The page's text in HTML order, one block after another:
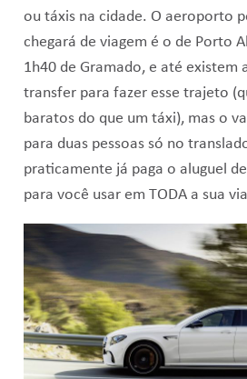
ou táxis na cidade. O aeroporto
chegará de viagem é o de Porto
1h40 de Gramado, e até existem
transfer para fazer esse trajeto
baratos do que um táxi), mas o
para duas pessoas só no
praticamente já paga o aluguel
para você usar em TODA a sua